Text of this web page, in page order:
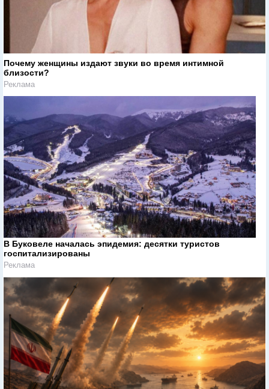
Почему женщины издают звуки во время интимной
близости?
Реклама
В Буковеле началась эпидемия: десятки туристов
госпитализированы
Реклама